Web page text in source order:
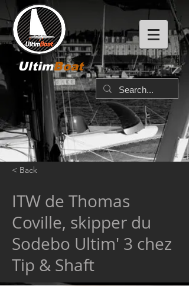
UltimBoat
< Back
ITW de Thomas
Coville, skipper du
Sodebo Ultim' 3 chez
Tip & Shaft